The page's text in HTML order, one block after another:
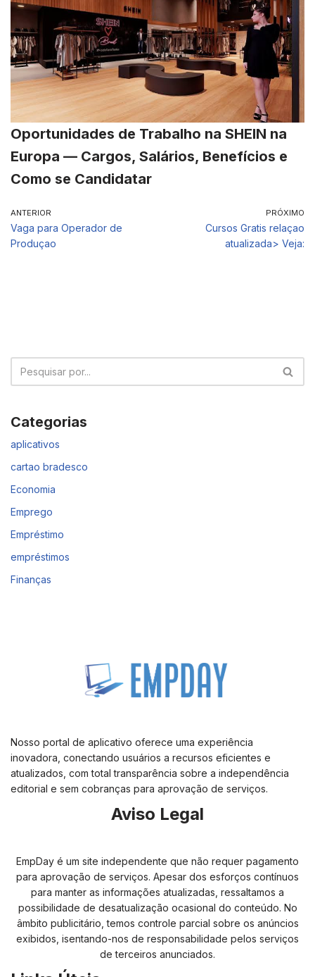
Oportunidades de Trabalho na SHEIN na
Europa — Cargos, Salários, Benefícios e
Como se Candidatar
ANTERIOR
Vaga para Operador de
Produçao
PRÓXIMO
Cursos Gratis relaçao
atualizada> Veja:
Categorias
aplicativos
cartao bradesco
Economia
Emprego
Empréstimo
empréstimos
Finanças
Nosso portal de aplicativo oferece uma experiência
inovadora, conectando usuários a recursos eficientes e
atualizados, com total transparência sobre a independência
editorial e sem cobranças para aprovação de serviços.
Aviso Legal
EmpDay é um site independente que não requer pagamento
para aprovação de serviços. Apesar dos esforços contínuos
para manter as informações atualizadas, ressaltamos a
possibilidade de desatualização ocasional do conteúdo. No
âmbito publicitário, temos controle parcial sobre os anúncios
exibidos, isentando-nos de responsabilidade pelos serviços
de terceiros anunciados.